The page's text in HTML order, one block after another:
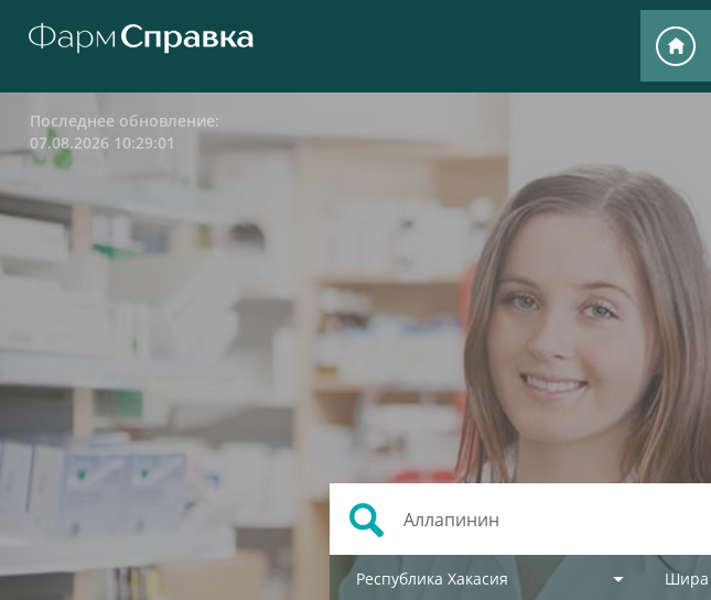
Последнее обновление:
07.08.2026 10:29:01
Республика Хакасия Шира